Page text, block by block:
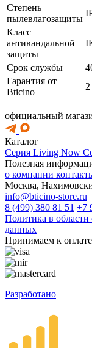
Степень
пылевлагозащиты
Класс
антивандальной
защиты
Срок службы
Гарантия от
Bticino
2
официальный
Каталог
Серия Living Now
Полезная
о компании
Москва,
info@bticino-store.ru
8 (499) 380 81 51 +7
Политика в
данных
Принимаем к
Разработано